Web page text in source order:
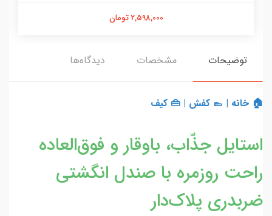
2,598,000 تومان
توضیحات مشخصات دیدگاه‌ها
🏠 خانه | 👞 کفش | 👜 کیف
استایل جذّاب، باوقار و فوق‌العاده
راحت روزمره با صندل انگشتی
ضربدری پلاک‌دار